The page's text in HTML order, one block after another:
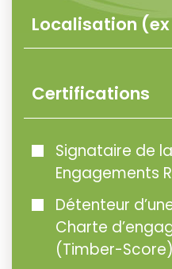
Certifications
Signataire de
Engagements
Détenteur
Charte
(Timber-Score)